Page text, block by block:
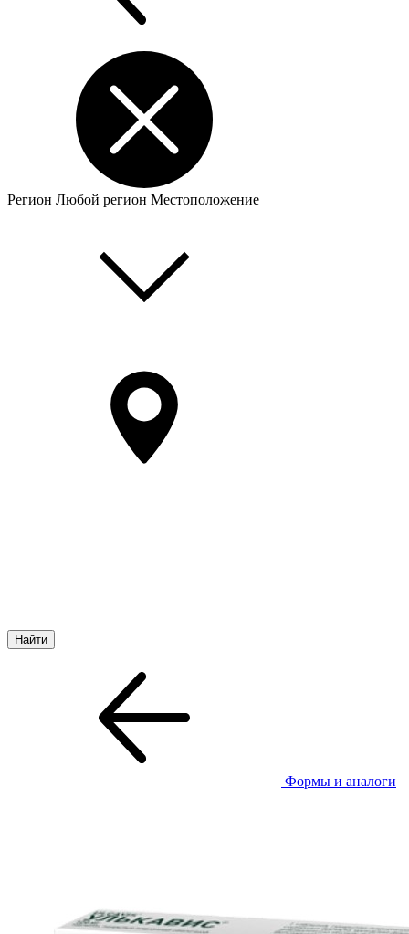
Регион Любой регион Местоположение
Формы и аналоги